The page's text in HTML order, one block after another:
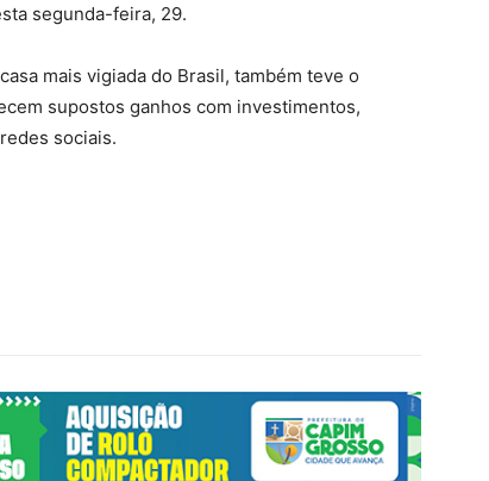
segunda-feira, 29.
mais vigiada do Brasil, também teve o
supostos ganhos com investimentos,
sociais.